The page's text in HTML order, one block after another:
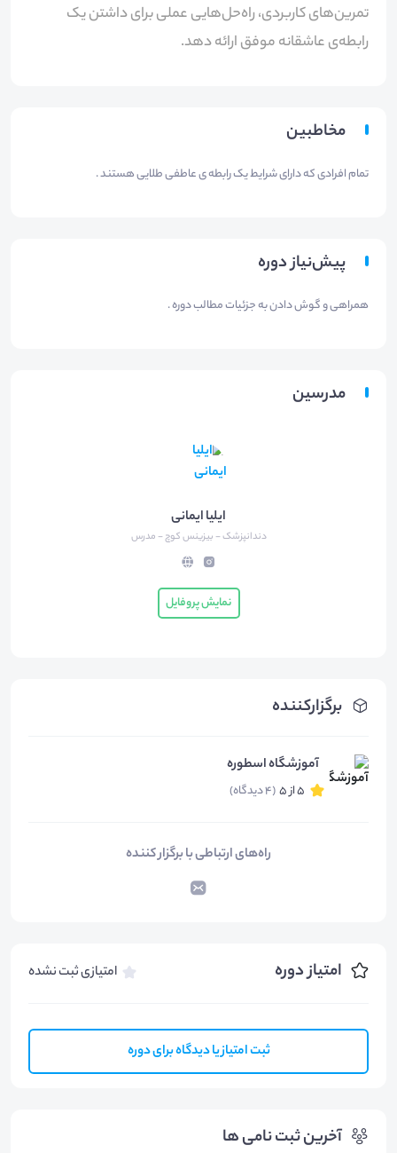
برگزارکننده
آموزشگاه اسطوره
5 از 5 (4 دیدگاه)
راه‌های ارتباطی با برگزار کننده
امتیاز دوره امتیازی ثبت نشده
ثبت امتیاز یا دیدگاه برای دوره
آخرین ثبت نامی ها
تمرین‌های کاربردی، راه‌حل‌هایی عملی برای داشتن یک
رابطه‌ی عاشقانه موفق ارائه دهد.
مخاطبین
تمام افرادی که دارای شرایط یک رابطه ی عاطفی طلایی هستند .
پیش‌نیاز دوره
همراهی و گوش دادن به جزئیات مطالب دوره .
مدرسین
ایلیا ایمانی
دندانپزشک - بیزینس کوچ - مدرس
نمایش پروفایل